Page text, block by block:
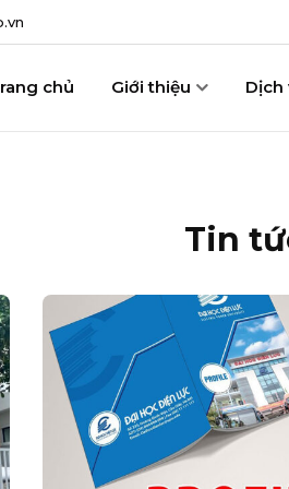
chủ Giới thiệu Dịch
Tin